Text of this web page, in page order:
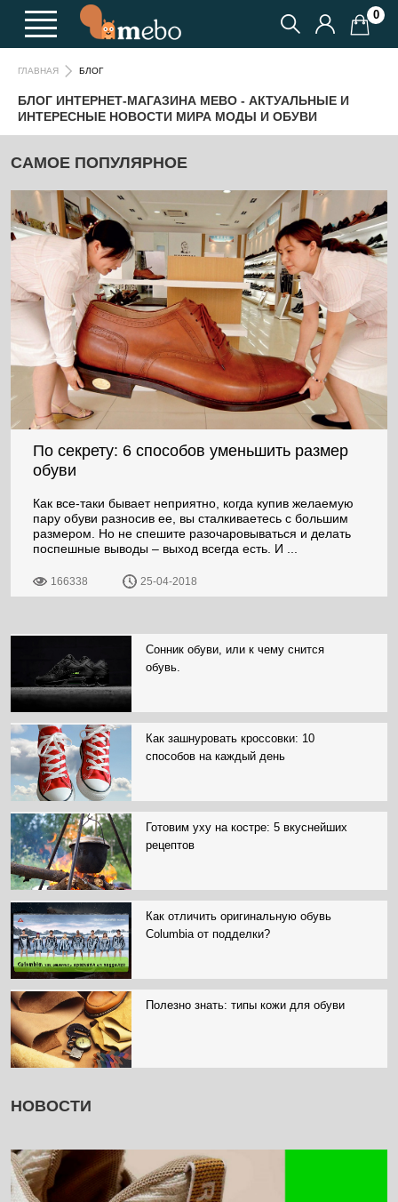
0
ГЛАВНАЯ БЛОГ
БЛОГ ИНТЕРНЕТ-МАГАЗИНА MEBO - АКТУАЛЬНЫЕ И
ИНТЕРЕСНЫЕ НОВОСТИ МИРА МОДЫ И ОБУВИ
CАМОЕ ПОПУЛЯРНОЕ
По секрету: 6 способов уменьшить размер
обуви
Как все-таки бывает неприятно, когда купив желаемую
пару обуви разносив ее, вы сталкиваетесь с большим
размером. Но не спешите разочаровываться и делать
поспешные выводы – выход всегда есть. И ...
166338 25-04-2018
Сонник обуви, или к чему снится
обувь.
Как зашнуровать кроссовки: 10
способов на каждый день
Готовим уху на костре: 5 вкуснейших
рецептов
Как отличить оригинальную обувь
Columbia от подделки?
Полезно знать: типы кожи для обуви
НОВОСТИ